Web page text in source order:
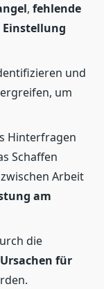
, fehlende
Einstellung
und
um
Hinterfragen
Schaffen
Arbeit
am
die
Ursachen für